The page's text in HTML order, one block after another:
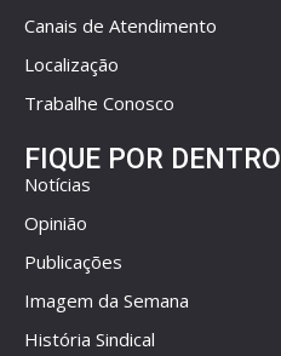
Canais de Atendimento
Localização
Trabalhe Conosco
FIQUE POR DENTRO
Notícias
Opinião
Publicações
Imagem da Semana
História Sindical